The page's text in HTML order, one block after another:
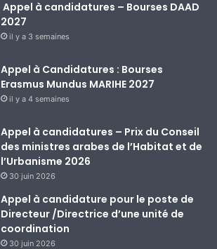
Appel à candidatures – Bourses DAAD
2027
il y a 3 semaines
Appel à Candidatures : Bourses
Erasmus Mundus MARIHE 2027
il y a 4 semaines
Appel à candidatures – Prix du Conseil
des ministres arabes de l’Habitat et de
l’Urbanisme 2026
30 juin 2026
Appel à candidature pour le poste de
Directeur /Directrice d’une unité de
coordination
30 juin 2026